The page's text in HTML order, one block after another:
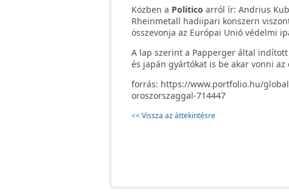
Közben a Politico arról ír: Andrius
Rheinmetall hadiipari konszern
összevonja az Európai Unió védelmi
A lap szerint a Papperger által
és japán gyártókat is be akar vonni
forrás: https://www.portfolio.hu/
oroszorszaggal-714447
<< Vissza az áttekintésre